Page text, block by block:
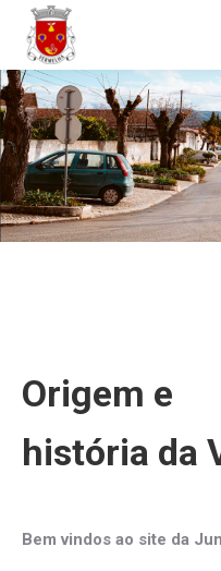
Origem e
história da
Bem vindos ao site da